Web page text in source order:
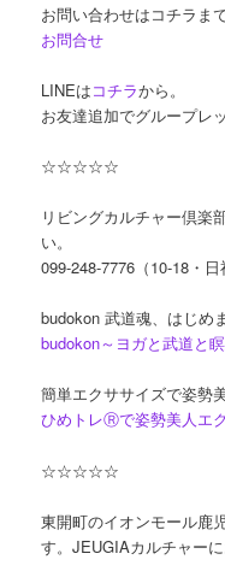
お問い合わせはコチラまで
お問合せ
LINEはコチラから。
お友達追加でグループレ
☆☆☆☆☆
リビングカルチャー倶楽
い。
099-248-7776（10-18・日
budokon 武道魂、はじめ
budokon～ヨガと武道と
簡単エクササイズで姿勢
ひめトレⓇで姿勢美人エ
☆☆☆☆☆
東開町のイオンモール鹿
す。JEUGIAカルチャー